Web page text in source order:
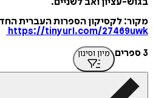
מקור: לקסיקון הספרות העברית
https://tinyurl.com/27469uwk
3 ספרים
מיון וסינון